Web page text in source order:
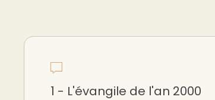
1 - L'évangile de l'an 2000